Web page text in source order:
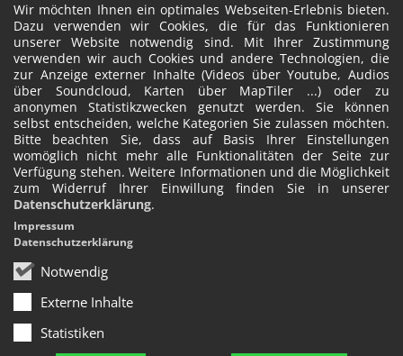
Wir möchten Ihnen ein optimales Webseiten-Erlebnis bieten.
Dazu verwenden wir Cookies, die für das Funktionieren
unserer Website notwendig sind. Mit Ihrer Zustimmung
verwenden wir auch Cookies und andere Technologien, die
zur Anzeige externer Inhalte (Videos über Youtube, Audios
über Soundcloud, Karten über MapTiler ...) oder zu
anonymen Statistikzwecken genutzt werden. Sie können
selbst entscheiden, welche Kategorien Sie zulassen möchten.
Bitte beachten Sie, dass auf Basis Ihrer Einstellungen
womöglich nicht mehr alle Funktionalitäten der Seite zur
Verfügung stehen. Weitere Informationen und die Möglichkeit
zum Widerruf Ihrer Einwillung finden Sie in unserer
Datenschutzerklärung.
Notwendig
Externe Inhalte
Statistiken
Impressum
Datenschutzerklärung